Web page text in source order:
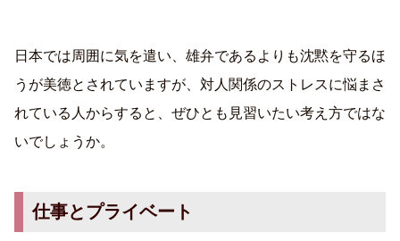
日本では周囲に気を遣い、雄弁であるよりも沈黙を守るほ
うが美徳とされていますが、対人関係のストレスに悩まさ
れている人からすると、ぜひとも見習いたい考え方ではな
いでしょうか。
仕事とプライベート